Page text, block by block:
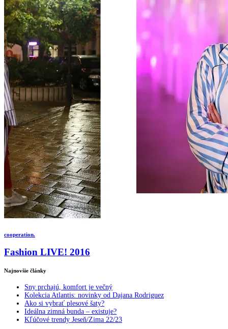
cooperation.
Fashion LIVE! 2016
Najnovšie články
Sny prchajú, komfort je večný
Kolekcia Atlantis: novinky od Dajana Rodriguez
Ako si vybrať plesové šaty?
Ideálna zimná bunda – existuje?
Kľúčové trendy Jeseň/Zima 22/23